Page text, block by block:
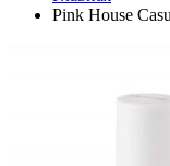
Pink House